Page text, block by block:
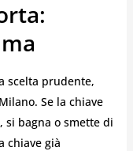
scelta prudente,
Se la chiave
si bagna o smette di
chiave già